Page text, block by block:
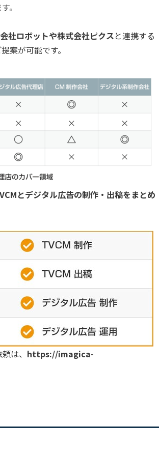
。
社ロボットや株式会社ピクスと連携する
案が可能です。
とデジタル広告の制作・出稿をまとめ
は、 https://imagica-